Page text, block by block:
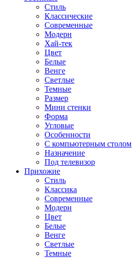
Стиль
Классические
Современные
Модерн
Хай-тек
Цвет
Белые
Венге
Светлые
Темные
Размер
Мини стенки
Форма
Угловые
Особенности
С компьютерным столом
Назначение
Под телевизор
Прихожие
Стиль
Классика
Современные
Модерн
Цвет
Белые
Венге
Светлые
Темные